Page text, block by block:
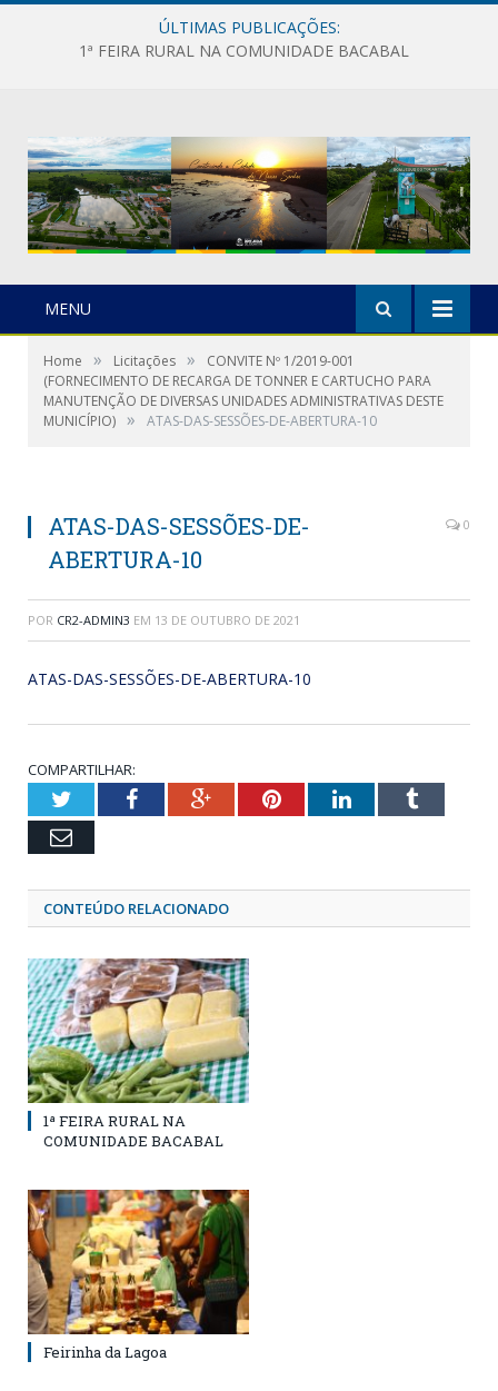
ÚLTIMAS PUBLICAÇÕES:
1ª FEIRA RURAL NA COMUNIDADE BACABAL
MENU
Home » Licitações »
CONVITE Nº 1/2019-001
(FORNECIMENTO DE RECARGA DE TONNER E CARTUCHO PARA
MANUTENÇÃO DE DIVERSAS UNIDADES ADMINISTRATIVAS DESTE
MUNICÍPIO) » ATAS-DAS-SESSÕES-DE-ABERTURA-10
ATAS-DAS-SESSÕES-DE-
ABERTURA-10
0
POR CR2-ADMIN3 EM 13 DE OUTUBRO DE 2021
ATAS-DAS-SESSÕES-DE-ABERTURA-10
COMPARTILHAR:
TwitterFacebookGoogle+PinterestLinkedInTumblr
Email
CONTEÚDO RELACIONADO
1ª FEIRA RURAL NA
COMUNIDADE BACABAL
Feirinha da Lagoa